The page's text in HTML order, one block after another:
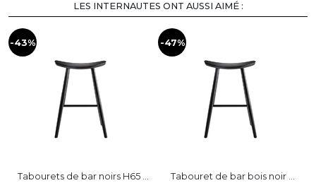
LES INTERNAUTES ONT AUSSI AIMÉ :
-43%
Tabourets de bar noirs H65 ...
-47%
Tabouret de bar bois noir ...